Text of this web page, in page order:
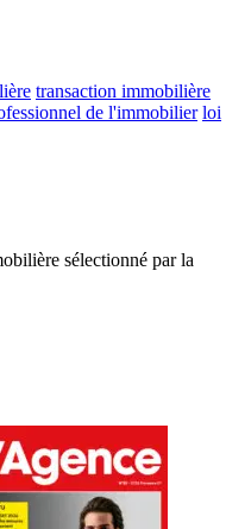
transaction immobilière
de l'immobilier loi
sélectionné par la